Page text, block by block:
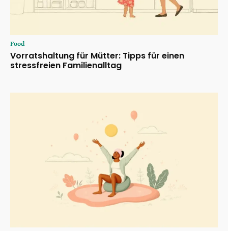
Food
Vorratshaltung für Mütter: Tipps für einen
stressfreien Familienalltag